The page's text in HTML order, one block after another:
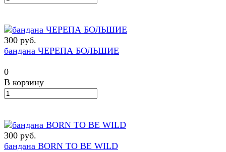
300 руб.
бандана ЧЕРЕПА БОЛЬШИЕ
0
В корзину
300 руб.
бандана BORN TO BE WILD